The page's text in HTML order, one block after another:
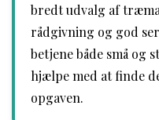
bredt udvalg af
rådgivning og god
betjene både små og
hjælpe med at finde
opgaven.